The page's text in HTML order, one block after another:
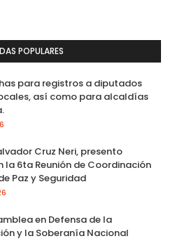
POPULARES
para registros a diputados
así como para alcaldías
Cruz Neri, presento
la 6ta Reunión de Coordinación
Paz y Seguridad
en Defensa de la
y la Soberanía Nacional